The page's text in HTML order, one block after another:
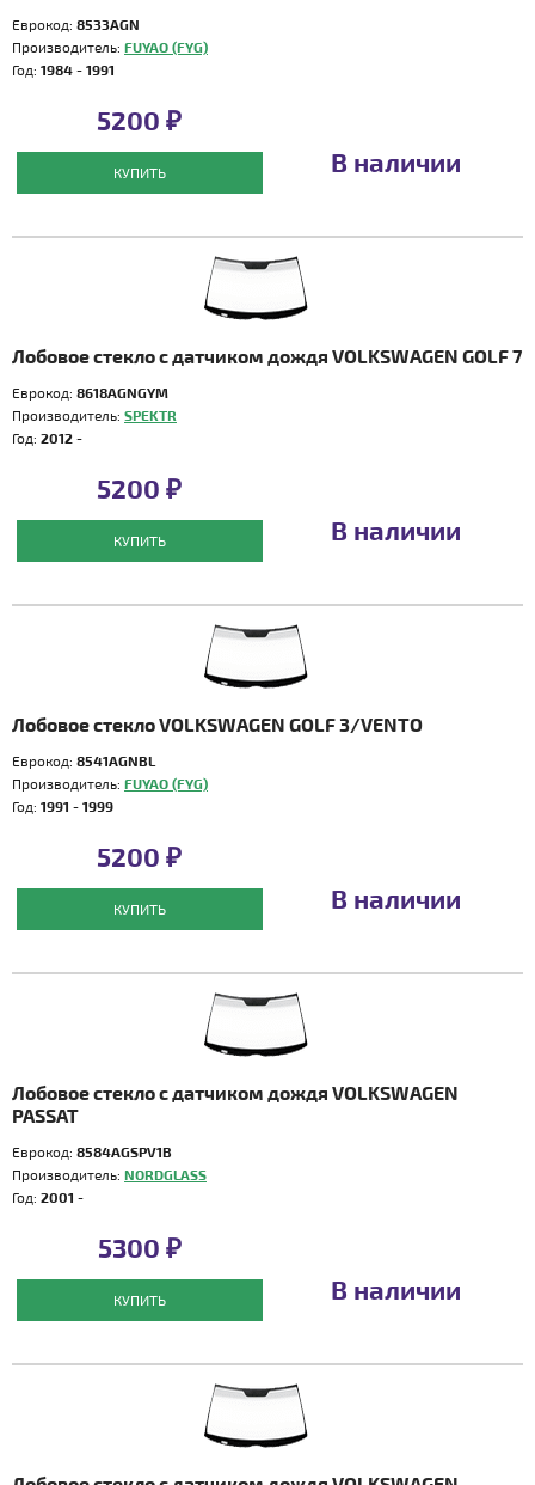
Еврокод: 8533AGN
Производитель: FUYAO (FYG)
Год: 1984 - 1991
5200 ₽
КУПИТЬ В наличии
Лобовое стекло с датчиком дождя VOLKSWAGEN GOLF 7
Еврокод: 8618AGNGYM
Производитель: SPEKTR
Год: 2012 -
5200 ₽
КУПИТЬ В наличии
Лобовое стекло VOLKSWAGEN GOLF 3/VENTO
Еврокод: 8541AGNBL
Производитель: FUYAO (FYG)
Год: 1991 - 1999
5200 ₽
КУПИТЬ В наличии
Лобовое стекло с датчиком дождя VOLKSWAGEN
PASSAT
Еврокод: 8584AGSPV1B
Производитель: NORDGLASS
Год: 2001 -
5300 ₽
КУПИТЬ В наличии